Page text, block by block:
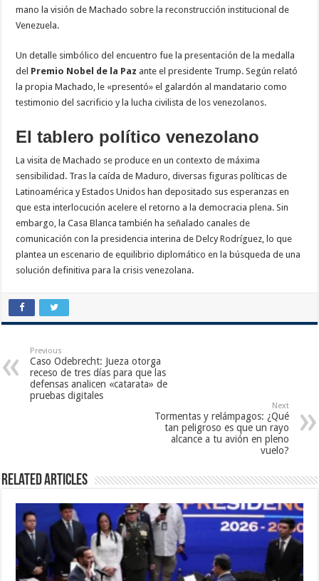
mano la visión de Machado sobre la reconstrucción institucional de
Venezuela.
Un detalle simbólico del encuentro fue la presentación de la medalla
del Premio Nobel de la Paz ante el presidente Trump. Según relató
la propia Machado, le «presentó» el galardón al mandatario como
testimonio del sacrificio y la lucha civilista de los venezolanos.
El tablero político venezolano
La visita de Machado se produce en un contexto de máxima
sensibilidad. Tras la caída de Maduro, diversas figuras políticas de
Latinoamérica y Estados Unidos han depositado sus esperanzas en
que esta interlocución acelere el retorno a la democracia plena. Sin
embargo, la Casa Blanca también ha señalado canales de
comunicación con la presidencia interina de Delcy Rodríguez, lo que
plantea un escenario de equilibrio diplomático en la búsqueda de una
solución definitiva para la crisis venezolana.
Previous
Caso Odebrecht: Jueza otorga
receso de tres días para que las
defensas analicen «catarata» de
pruebas digitales
Next
Tormentas y relámpagos: ¿Qué
tan peligroso es que un rayo
alcance a tu avión en pleno
vuelo?
Related Articles